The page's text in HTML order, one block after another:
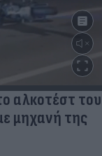
αλκοτέστ του
μηχανή της